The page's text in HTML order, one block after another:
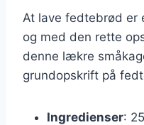
At lave fedtebrød er
og med den rette
denne lækre
grundopskrift på
Ingredienser: